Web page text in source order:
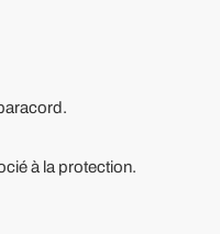
à la protection.